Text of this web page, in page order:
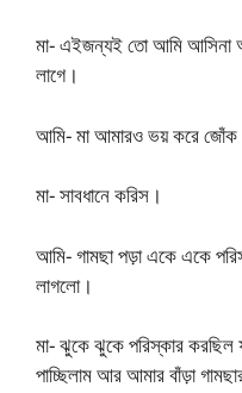
মা- এইজন্যই তো আমি আসিনা
লাগে।
আমি- মা আমারও ভয় করে
মা- সাবধানে করিস।
আমি- গামছা পড়া একে একে
লাগলো।
মা- ঝুকে ঝুকে পরিস্কার
পাচ্ছিলাম আর আমার বাঁড়া